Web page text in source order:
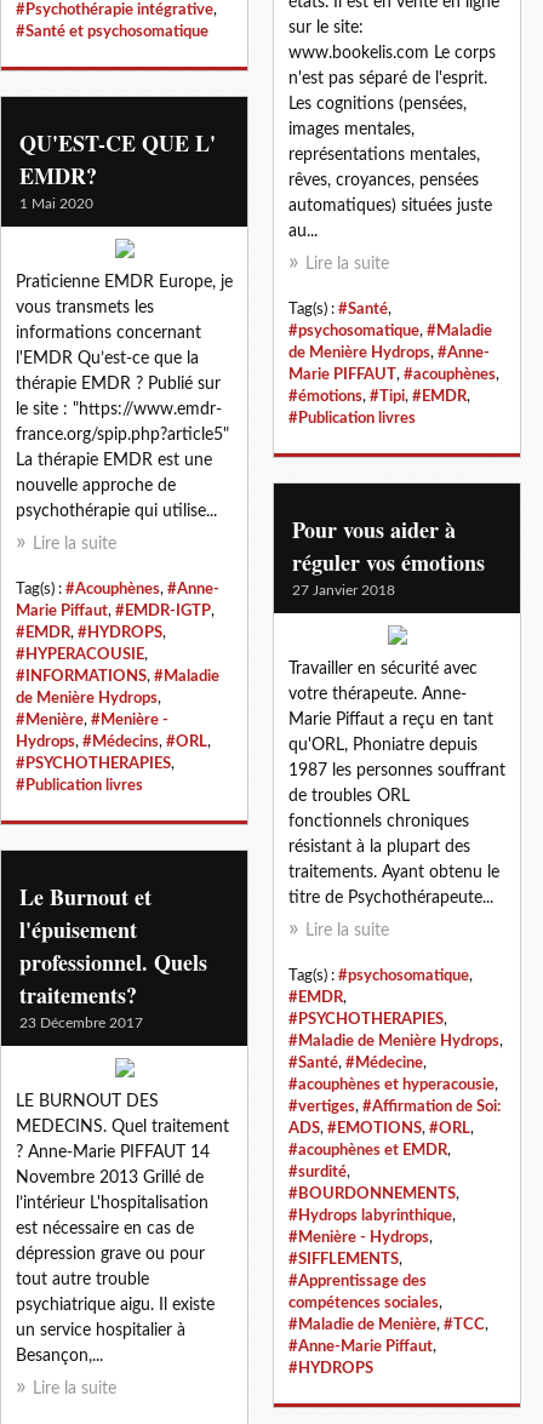
#Psychothérapie intégrative,
#Santé et psychosomatique
sur le site:
www.bookelis.com Le corps
n'est pas séparé de l'esprit.
Les cognitions (pensées,
images mentales,
représentations mentales,
rêves, croyances, pensées
automatiques) situées juste
au...
Lire la suite
Tag(s) : #Santé,
#psychosomatique, #Maladie
de Menière Hydrops, #Anne-
Marie PIFFAUT, #acouphènes,
#émotions, #Tipi, #EMDR,
#Publication livres
QU'EST-CE QUE L'
EMDR?
1 Mai 2020
Praticienne EMDR Europe, je
vous transmets les
informations concernant
l'EMDR Qu’est-ce que la
thérapie EMDR ? Publié sur
le site : "https://www.emdr-
france.org/spip.php?article5"
La thérapie EMDR est une
nouvelle approche de
psychothérapie qui utilise...
Lire la suite
Tag(s) : #Acouphènes, #Anne-
Marie Piffaut, #EMDR-IGTP,
#EMDR, #HYDROPS,
#HYPERACOUSIE,
#INFORMATIONS, #Maladie
de Menière Hydrops,
#Menière, #Menière -
Hydrops, #Médecins, #ORL,
#PSYCHOTHERAPIES,
#Publication livres
Pour vous aider à
réguler vos émotions
27 Janvier 2018
Travailler en sécurité avec
votre thérapeute. Anne-
Marie Piffaut a reçu en tant
qu'ORL, Phoniatre depuis
1987 les personnes souffrant
de troubles ORL
fonctionnels chroniques
résistant à la plupart des
traitements. Ayant obtenu le
titre de Psychothérapeute...
Lire la suite
Tag(s) : #psychosomatique,
#EMDR,
#PSYCHOTHERAPIES,
#Maladie de Menière Hydrops,
#Santé, #Médecine,
#acouphènes et hyperacousie,
#vertiges, #Affirmation de Soi:
ADS, #EMOTIONS, #ORL,
#acouphènes et EMDR,
#surdité,
#BOURDONNEMENTS,
#Hydrops labyrinthique,
#Menière - Hydrops,
#SIFFLEMENTS,
#Apprentissage des
compétences sociales,
#Maladie de Menière, #TCC,
#Anne-Marie Piffaut,
#HYDROPS
Le Burnout et
l'épuisement
professionnel. Quels
traitements?
23 Décembre 2017
LE BURNOUT DES
MEDECINS. Quel traitement
? Anne-Marie PIFFAUT 14
Novembre 2013 Grillé de
l’intérieur L'hospitalisation
est nécessaire en cas de
dépression grave ou pour
tout autre trouble
psychiatrique aigu. Il existe
un service hospitalier à
Besançon,...
Lire la suite